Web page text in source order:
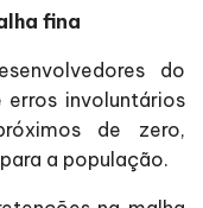
fina
do
involuntários
de zero,
a população.